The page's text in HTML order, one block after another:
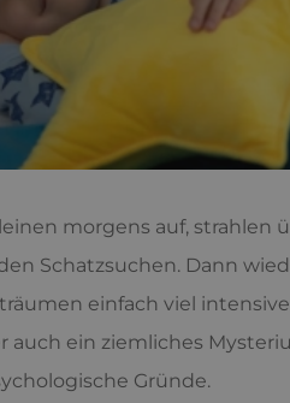
morgens auf, strahlen
Schatzsuchen. Dann
einfach viel
auch ein ziemliches
Gründe.